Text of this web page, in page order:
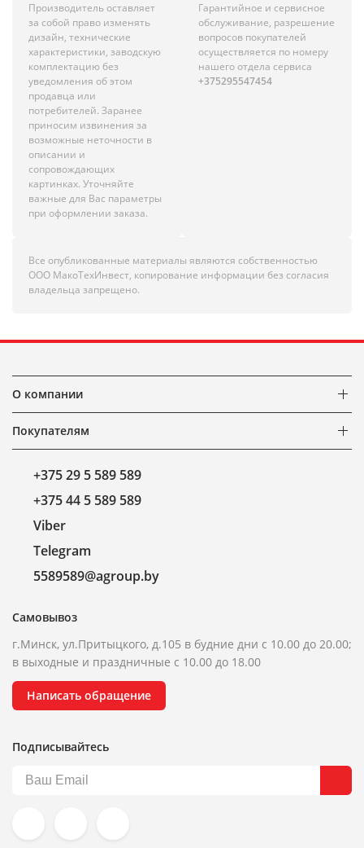
Производитель оставляет
за собой право изменять
дизайн, технические
характеристики, заводскую
комплектацию без
уведомления об этом
продавца или
потребителей. Заранее
приносим извинения за
возможные неточности в
описании и
сопровождающих
картинках. Уточняйте
важные для Вас параметры
при оформлении заказа.
Гарантийное и сервисное
обслуживание, разрешение
вопросов покупателей
осуществляется по номеру
нашего отдела сервиса
+375295547454
Все опубликованные материалы являются собственностью
ООО МакоТехИнвест, копирование информации без согласия
владельца запрещено.
О компании
Покупателям
+375 29 5 589 589
+375 44 5 589 589
Viber
Telegram
5589589@agroup.by
Самовывоз
г.Минск, ул.Притыцкого, д.105 в будние дни с 10.00 до 20.00;
в выходные и праздничные с 10.00 до 18.00
Написать обращение
Подписывайтесь